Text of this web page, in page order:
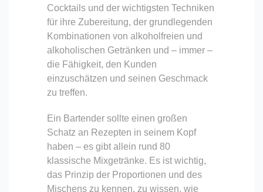
Cocktails und der wichtigsten Techniken
für ihre Zubereitung, der grundlegenden
Kombinationen von alkoholfreien und
alkoholischen Getränken und – immer –
die Fähigkeit, den Kunden
einzuschätzen und seinen Geschmack
zu treffen.
Ein Bartender sollte einen großen
Schatz an Rezepten in seinem Kopf
haben – es gibt allein rund 80
klassische Mixgetränke. Es ist wichtig,
das Prinzip der Proportionen und des
Mischens zu kennen, zu wissen, wie